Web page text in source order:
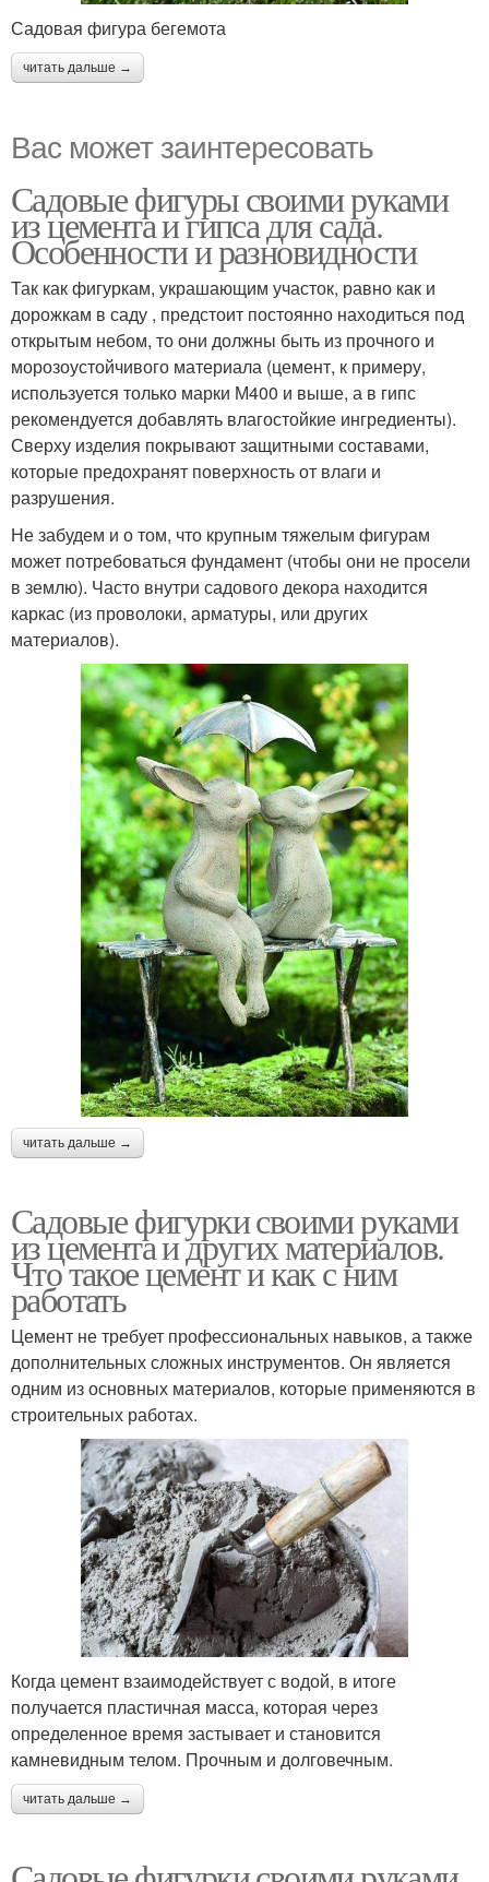
Садовая фигура бегемота
читать дальше →
Вас может заинтересовать
Садовые фигуры своими руками
из цемента и гипса для сада.
Особенности и разновидности
Так как фигуркам, украшающим участок, равно как и
дорожкам в саду , предстоит постоянно находиться под
открытым небом, то они должны быть из прочного и
морозоустойчивого материала (цемент, к примеру,
используется только марки М400 и выше, а в гипс
рекомендуется добавлять влагостойкие ингредиенты).
Сверху изделия покрывают защитными составами,
которые предохранят поверхность от влаги и
разрушения.
Не забудем и о том, что крупным тяжелым фигурам
может потребоваться фундамент (чтобы они не просели
в землю). Часто внутри садового декора находится
каркас (из проволоки, арматуры, или других
материалов).
читать дальше →
Садовые фигурки своими руками
из цемента и других материалов.
Что такое цемент и как с ним
работать
Цемент не требует профессиональных навыков, а также
дополнительных сложных инструментов. Он является
одним из основных материалов, которые применяются в
строительных работах.
Когда цемент взаимодействует с водой, в итоге
получается пластичная масса, которая через
определенное время застывает и становится
камневидным телом. Прочным и долговечным.
читать дальше →